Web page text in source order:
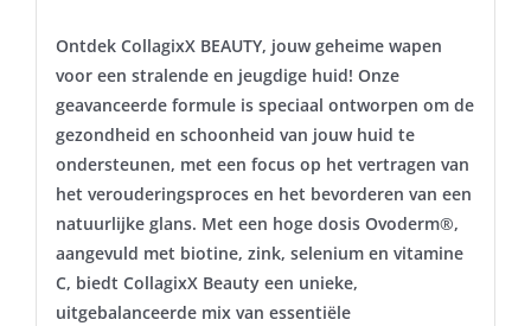
Ontdek CollagixX BEAUTY, jouw geheime wapen
voor een stralende en jeugdige huid! Onze
geavanceerde formule is speciaal ontworpen om de
gezondheid en schoonheid van jouw huid te
ondersteunen, met een focus op het vertragen van
het verouderingsproces en het bevorderen van een
natuurlijke glans. Met een hoge dosis Ovoderm®,
aangevuld met biotine, zink, selenium en vitamine
C, biedt CollagixX Beauty een unieke,
uitgebalanceerde mix van essentiële